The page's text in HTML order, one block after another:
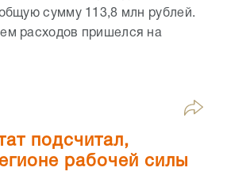
сумму 113,8 млн рублей.
расходов пришелся на
подсчитал,
рабочей силы